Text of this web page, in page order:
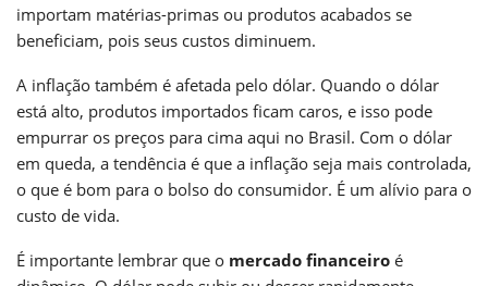
importam matérias-primas ou produtos acabados se
beneficiam, pois seus custos diminuem.
A inflação também é afetada pelo dólar. Quando o dólar
está alto, produtos importados ficam caros, e isso pode
empurrar os preços para cima aqui no Brasil. Com o dólar
em queda, a tendência é que a inflação seja mais controlada,
o que é bom para o bolso do consumidor. É um alívio para o
custo de vida.
É importante lembrar que o mercado financeiro é